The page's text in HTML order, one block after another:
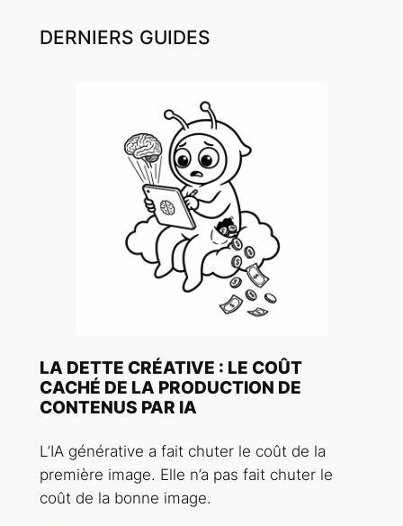
DERNIERS GUIDES
LA DETTE CRÉATIVE : LE COÛT
CACHÉ DE LA PRODUCTION DE
CONTENUS PAR IA
L’IA générative a fait chuter le coût de la
première image. Elle n’a pas fait chuter le
coût de la bonne image.